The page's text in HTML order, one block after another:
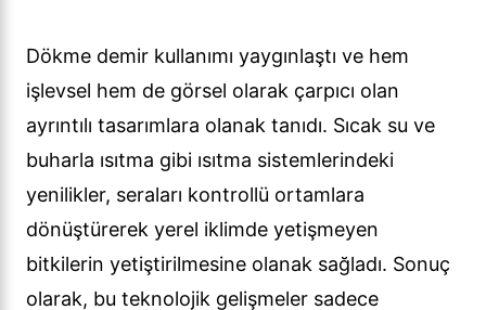
Dökme demir kullanımı yaygınlaştı ve hem
işlevsel hem de görsel olarak çarpıcı olan
ayrıntılı tasarımlara olanak tanıdı. Sıcak su ve
buharla ısıtma gibi ısıtma sistemlerindeki
yenilikler, seraları kontrollü ortamlara
dönüştürerek yerel iklimde yetişmeyen
bitkilerin yetiştirilmesine olanak sağladı. Sonuç
olarak, bu teknolojik gelişmeler sadece